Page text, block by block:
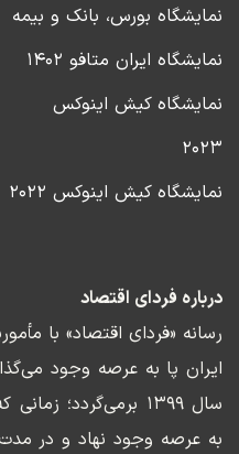
نمایشگاه بورس، بانک و بیمه
نمایشگاه ایران متافو ۱۴۰۲
نمایشگاه کیش اینوکس
۲۰۲۳
نمایشگاه کیش اینوکس ۲۰۲۲
درباره فردای اقتصاد
رسانه «فردای اقتصاد» با
ایران پا به عرصه وجود
سال ۱۳۹۹ برمی‌گردد؛
به عرصه وجود نهاد و در